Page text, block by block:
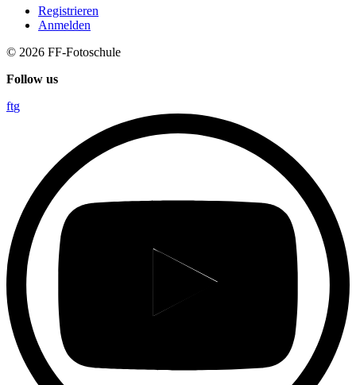
Registrieren
Anmelden
© 2026 FF-Fotoschule
Follow us
ftg